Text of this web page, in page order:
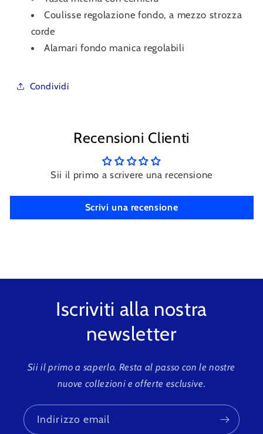
Coulisse regolazione fondo, a mezzo strozza
corde
Alamari fondo manica regolabili
Condividi
Recensioni Clienti
Sii il primo a scrivere una recensione
Scrivi una recensione
Iscriviti alla nostra
newsletter
Sii il primo a saperlo. Resta al passo con le nostre
nuove collezioni e offerte esclusive.
Indirizzo email